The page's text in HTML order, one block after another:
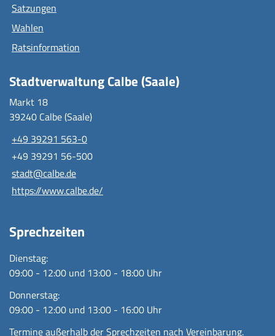
Satzungen
Wahlen
Ratsinformation
Stadtverwaltung Calbe (Saale)
Markt 18
39240 Calbe (Saale)
+49 39291 563-0
+49 39291 56-500
stadt@calbe.de
https://www.calbe.de/
Sprechzeiten
Dienstag:
09:00 - 12:00 und 13:00 - 18:00 Uhr
Donnerstag:
09:00 - 12:00 und 13:00 - 16:00 Uhr
Termine außerhalb der Sprechzeiten nach Vereinbarung.